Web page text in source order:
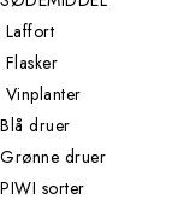
Laffort
Flasker
Vinplanter
Blå druer
Grønne druer
PIWI sorter